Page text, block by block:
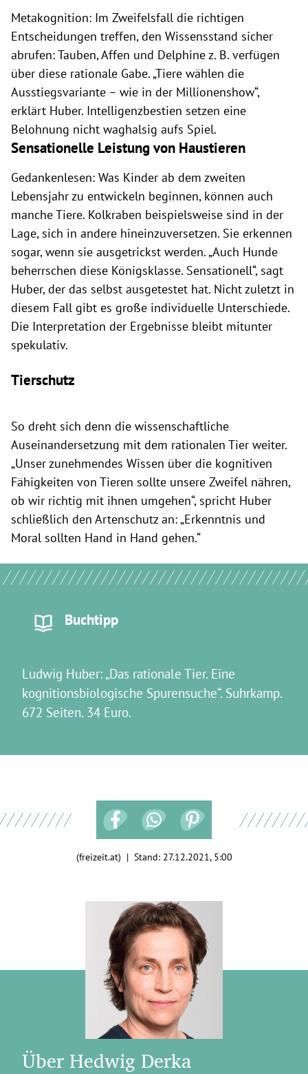
Metakognition: Im Zweifelsfall die richtigen
Entscheidungen treffen, den Wissensstand sicher
abrufen: Tauben, Affen und Delphine z. B. verfügen
über diese rationale Gabe. „Tiere wählen die
Ausstiegsvariante – wie in der Millionenshow“,
erklärt Huber. Intelligenzbestien setzen eine
Belohnung nicht waghalsig aufs Spiel.
Sensationelle Leistung von Haustieren
Gedankenlesen: Was Kinder ab dem zweiten
Lebensjahr zu entwickeln beginnen, können auch
manche Tiere. Kolkraben beispielsweise sind in der
Lage, sich in andere hineinzuversetzen. Sie erkennen
sogar, wenn sie ausgetrickst werden. „Auch Hunde
beherrschen diese Königsklasse. Sensationell“, sagt
Huber, der das selbst ausgetestet hat. Nicht zuletzt in
diesem Fall gibt es große individuelle Unterschiede.
Die Interpretation der Ergebnisse bleibt mitunter
spekulativ.
Tierschutz
So dreht sich denn die wissenschaftliche
Auseinandersetzung mit dem rationalen Tier weiter.
„Unser zunehmendes Wissen über die kognitiven
Fähigkeiten von Tieren sollte unsere Zweifel nähren,
ob wir richtig mit ihnen umgehen“, spricht Huber
schließlich den Artenschutz an: „Erkenntnis und
Moral sollten Hand in Hand gehen.“
Buchtipp
Ludwig Huber: „Das rationale Tier. Eine
kognitionsbiologische Spurensuche“. Suhrkamp.
672 Seiten. 34 Euro.
(freizeit.at) | Stand: 27.12.2021, 5:00
Über Hedwig Derka